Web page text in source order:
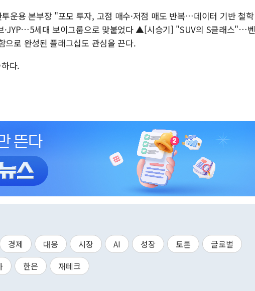
운용 본부장 "포모 투자, 고점 매수·저점 매도 반복…데이터 기반 철학
·JYP…5세대 보이그룹으로 맞붙었다 ▲[시승기] "SUV의 S클래스"…벤
으로 완성된 플래그십도 관심을 끈다.
다.
경제 대응 시장 AI 성장 토론
글로벌
한은 재테크